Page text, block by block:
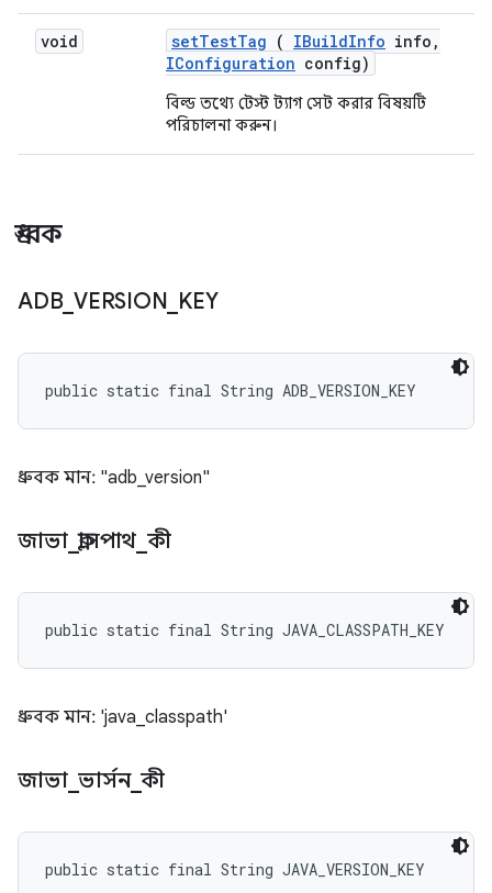
void setTestTag ( IBuildInfo info ,
IConfiguration config)
বিল্ড তথ্যে টেস্ট ট্যাগ সেট করার বিষয়টি
পরিচালনা করুন।
ধ্রুবক
ADB_ VERSION KEY
public static final String ADB_VERSION_KEY
ধ্রুবক মান: "adb_version"
জাভা_ক্লাসপাথ কী
public static final String JAVA_CLASSPATH_KEY
ধ্রুবক মান: 'java_classpath'
জাভা_ভার্সন_কী
public static final String JAVA_VERSION_KEY